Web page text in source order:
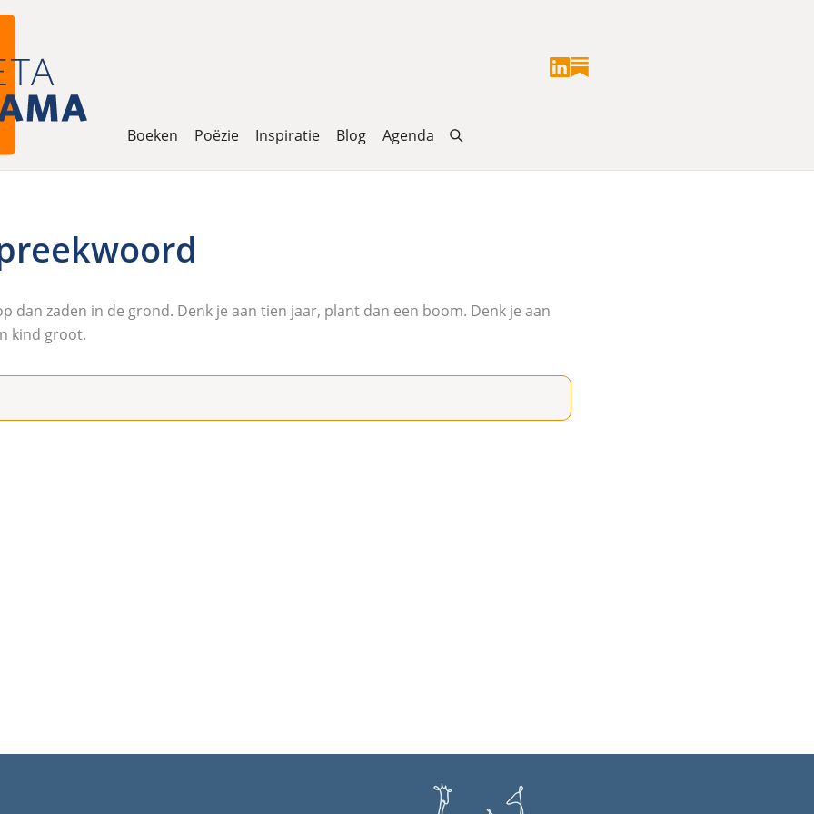
Boeken Poëzie Inspiratie Blog Agenda
dan zaden in de grond. Denk je aan tien jaar, plant dan een boom. Denk je aan
kind groot.